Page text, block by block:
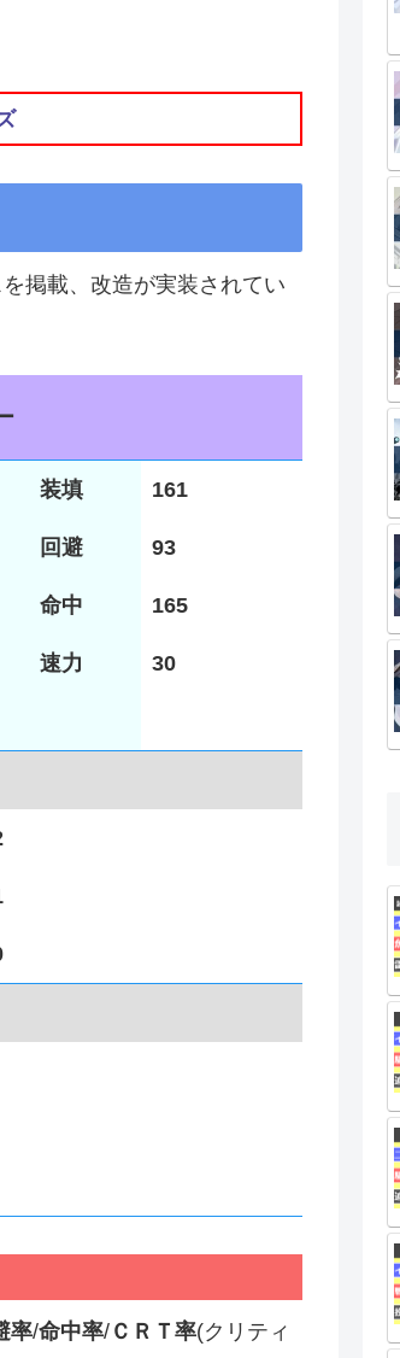
掲載、改造が実装されてい
装填 161
回避 93
命中 165
速力 30
率/命中率/ ＣＲＴ率(クリティ